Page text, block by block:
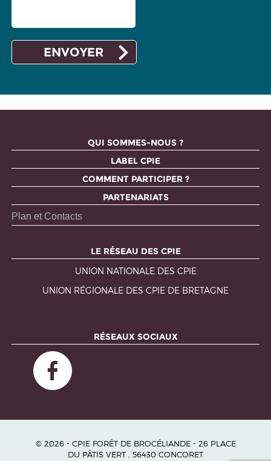
QUI SOMMES-NOUS ?
LABEL CPIE
COMMENT PARTICIPER ?
PARTENARIATS
Plan et Contacts
LE RÉSEAU DES CPIE
UNION NATIONALE DES CPIE
UNION RÉGIONALE DES CPIE DE BRETAGNE
RÉSEAUX SOCIAUX
© 2026 - CPIE FORÊT DE BROCÉLIANDE - 26 PLACE
DU PÂTIS VERT , 56430 CONCORET